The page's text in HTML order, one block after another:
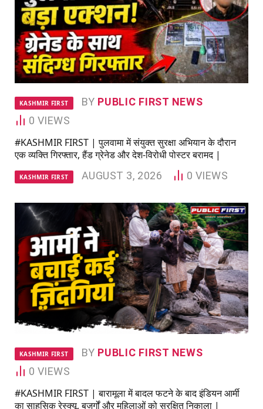
KASHMIR FIRST BY PUBLIC FIRST NEWS
0 VIEWS
#KASHMIR FIRST | पुलवामा में संयुक्त सुरक्षा अभियान के दौरान
एक व्यक्ति गिरफ्तार, हैंड ग्रेनेड और देश-विरोधी पोस्टर बरामद |
KASHMIR FIRST AUGUST 3, 2026 0 VIEWS
KASHMIR FIRST BY PUBLIC FIRST NEWS
0 VIEWS
#KASHMIR FIRST | बारामूला में बादल फटने के बाद इंडियन आर्मी
का साहसिक रेस्क्यू, बुज़ुर्गों और महिलाओं को सुरक्षित निकाला |